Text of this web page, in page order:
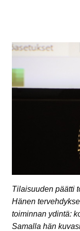
Tilaisuuden päätti
Hänen
toiminnan ydintä:
Samalla hän